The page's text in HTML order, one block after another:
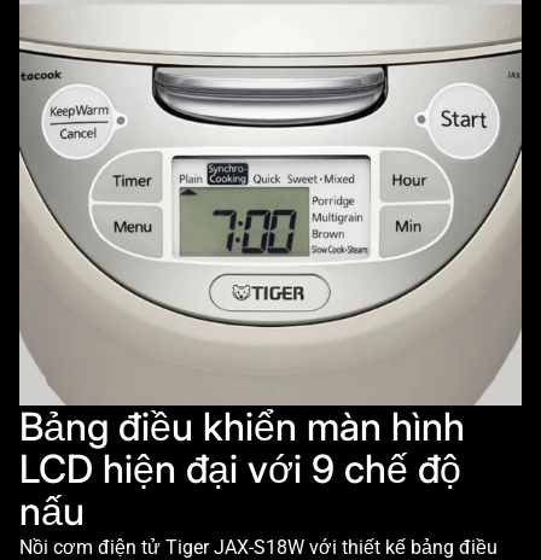
Bảng điều khiển màn hình
LCD hiện đại với 9 chế độ
nấu
Nồi cơm điện tử Tiger JAX-S18W với thiết kế bảng điều